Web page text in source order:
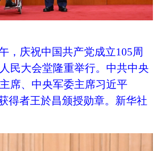
，庆祝中国共产党成立105周
民大会堂隆重举行。中共中央
席、中央军委主席习近平
得者王於昌颁授勋章。新华社